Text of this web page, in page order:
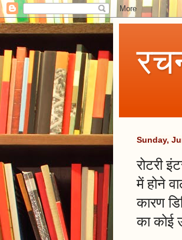
Sunday,
रोटरी
में होने
कारण
का कोई